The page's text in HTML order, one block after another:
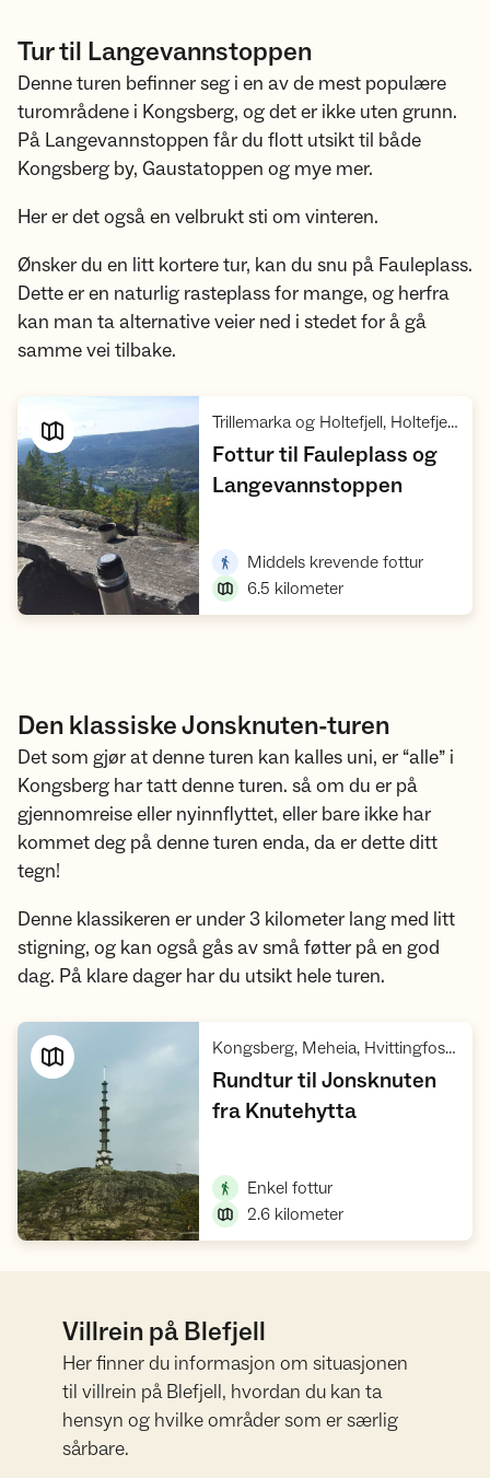
Tur til Langevannstoppen
Denne turen befinner seg i en av de mest populære
turområdene i Kongsberg, og det er ikke uten grunn.
På Langevannstoppen får du flott utsikt til både
Kongsberg by, Gaustatoppen og mye mer.
Her er det også en velbrukt sti om vinteren.
Ønsker du en litt kortere tur, kan du snu på Fauleplass.
Dette er en naturlig rasteplass for mange, og herfra
kan man ta alternative veier ned i stedet for å gå
samme vei tilbake.
Trillemarka og Holtefjell, Holtefjell, Kongsberg, Meheia, Hvittingfoss, Svene
Fottur til Fauleplass og
Langevannstoppen,
Middels krevende fottur,
6.5 kilometer
Den klassiske Jonsknuten-turen
Det som gjør at denne turen kan kalles uni, er “alle” i
Kongsberg har tatt denne turen. så om du er på
gjennomreise eller nyinnflyttet, eller bare ikke har
kommet deg på denne turen enda, da er dette ditt
tegn!
Denne klassikeren er under 3 kilometer lang med litt
stigning, og kan også gås av små føtter på en god
dag. På klare dager har du utsikt hele turen.
Kongsberg, Meheia, Hvittingfoss, Svene
Rundtur til Jonsknuten
fra Knutehytta,
Enkel fottur,
2.6 kilometer
Villrein på Blefjell
Her finner du informasjon om situasjonen
til villrein på Blefjell, hvordan du kan ta
hensyn og hvilke områder som er særlig
sårbare.